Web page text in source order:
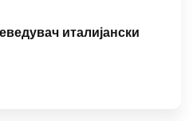
италијански